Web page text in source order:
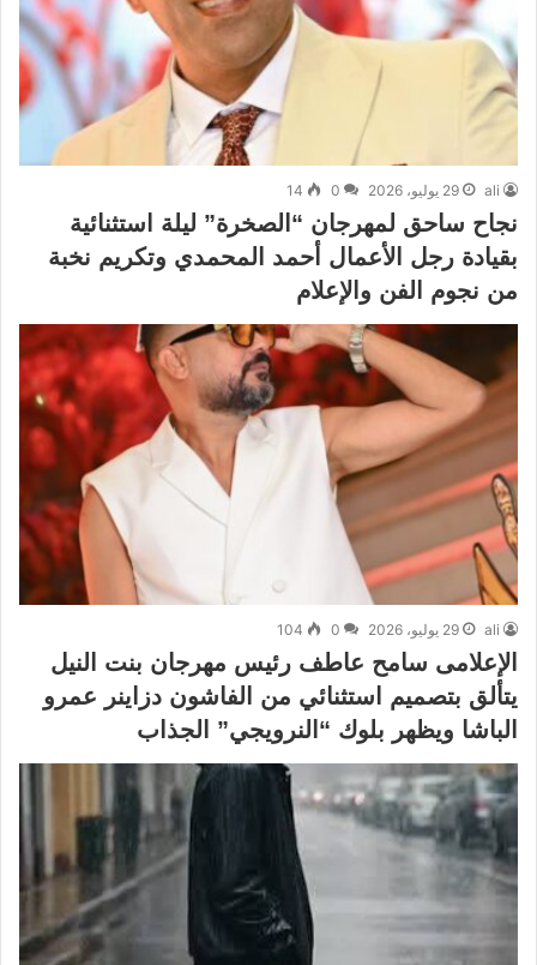
ali 29 يوليو، 2026 0
14
نجاح ساحق لمهرجان “الصخرة” ليلة استثنائية
بقيادة رجل الأعمال أحمد المحمدي وتكريم نخبة
من نجوم الفن والإعلام
ali 29 يوليو، 2026 0
104
الإعلامى سامح عاطف رئيس مهرجان بنت النيل
يتألق بتصميم استثنائي من الفاشون دزاينر عمرو
الباشا ويظهر بلوك “النرويجي” الجذاب